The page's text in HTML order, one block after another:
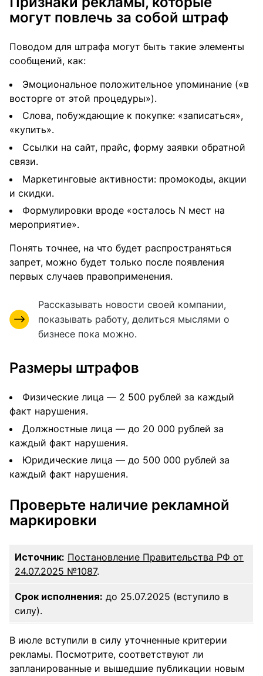
могут повлечь за собой штраф
Поводом для штрафа могут быть такие элементы
сообщений, как:
Эмоциональное положительное упоминание («в
восторге от этой процедуры»).
Слова, побуждающие к покупке: «записаться»,
«купить».
Ссылки на сайт, прайс, форму заявки обратной
связи.
Маркетинговые активности: промокоды, акции
и скидки.
Формулировки вроде «осталось N мест на
мероприятие».
Понять точнее, на что будет распространяться
запрет, можно будет только после появления
первых случаев правоприменения.
Рассказывать новости своей компании,
показывать работу, делиться мыслями о
бизнесе пока можно.
Размеры штрафов
Физические лица — 2 500 рублей за каждый
факт нарушения.
Должностные лица — до 20 000 рублей за
каждый факт нарушения.
Юридические лица — до 500 000 рублей за
каждый факт нарушения.
Проверьте наличие рекламной
маркировки
Источник: Постановление Правительства РФ от
24.07.2025 №1087.
Срок исполнения: до 25.07.2025 (вступило в
силу).
В июле вступили в силу уточненные критерии
рекламы. Посмотрите, соответствуют ли
запланированные и вышедшие публикации новым